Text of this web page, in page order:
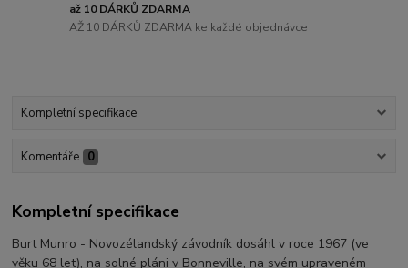
až 10 DÁRKŮ ZDARMA
AŽ 10 DÁRKŮ ZDARMA ke každé objednávce
Kompletní specifikace
Komentáře 0
Kompletní specifikace
Burt Munro - Novozélandský závodník dosáhl v roce 1967 (ve
věku 68 let), na solné pláni v Bonneville, na svém upraveném